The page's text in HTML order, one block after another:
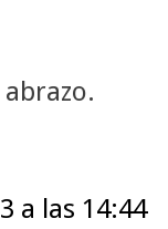
a las 14:44